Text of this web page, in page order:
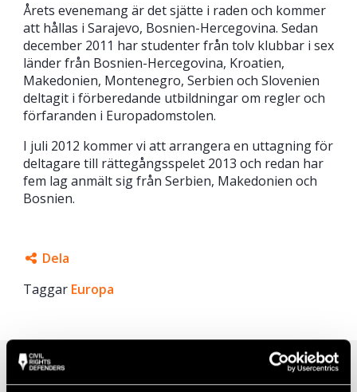
Årets evenemang är det sjätte i raden och kommer
att hållas i Sarajevo, Bosnien-Hercegovina. Sedan
december 2011 har studenter från tolv klubbar i sex
länder från Bosnien-Hercegovina, Kroatien,
Makedonien, Montenegro, Serbien och Slovenien
deltagit i förberedande utbildningar om regler och
förfaranden i Europadomstolen.
I juli 2012 kommer vi att arrangera en uttagning för
deltagare till rättegångsspelet 2013 och redan har
fem lag anmält sig från Serbien, Makedonien och
Bosnien.
Dela
Facebook
Mail
Taggar Europa
Relaterade artiklar